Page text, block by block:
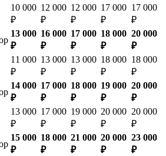
10 000
₽
12 000
₽
12 000
₽
17 000
₽
17 000
₽
13 000
₽
16 000
₽
17 000
₽
18 000
₽
20 000
₽
11 000
₽
13 000
₽
13 000
₽
18 000
₽
18 000
₽
14 000
₽
17 000
₽
18 000
₽
19 000
₽
20 000
₽
13 000
₽
17 000
₽
19 000
₽
20 000
₽
20 000
₽
15 000
₽
18 000
₽
21 000
₽
20 000
₽
23 000
₽